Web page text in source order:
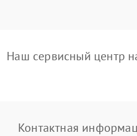
Наш сервисный центр
Контактная